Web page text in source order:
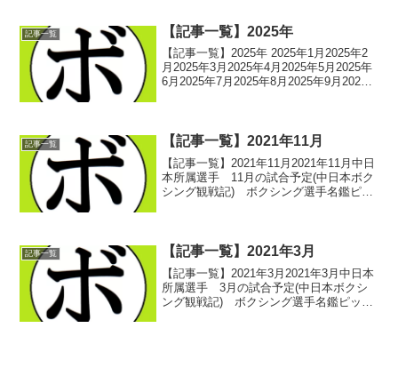
記事一覧 【記事一覧】2025年
【記事一覧】2025年 2025年1月2025年2
月2025年3月2025年4月2025年5月2025年
6月2025年7月2025年8月2025年9月2025
記事一覧 【記事一覧】2021年11月
【記事一覧】2021年11月2021年11月中日
本所属選手 11月の試合予定(中日本ボク
シング観戦記) ボクシング選手名鑑ピッ
記事一覧 【記事一覧】2021年3月
【記事一覧】2021年3月2021年3月中日本
所属選手 3月の試合予定(中日本ボクシ
ング観戦記) ボクシング選手名鑑ピック